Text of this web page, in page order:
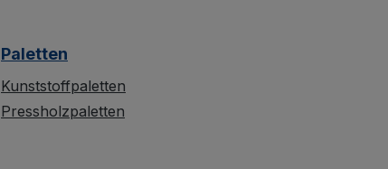
Paletten
Kunststoffpaletten
Pressholzpaletten